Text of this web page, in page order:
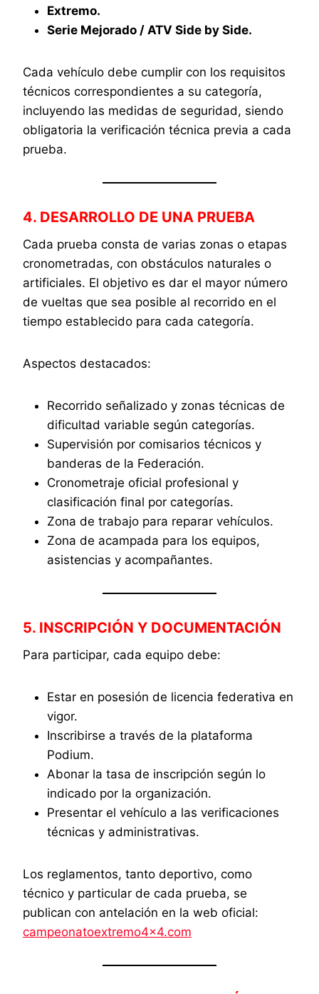
Extremo.
Serie Mejorado / ATV Side by Side.
Cada vehículo debe cumplir con los requisitos
técnicos correspondientes a su categoría,
incluyendo las medidas de seguridad, siendo
obligatoria la verificación técnica previa a cada
prueba.
4. DESARROLLO DE UNA PRUEBA
Cada prueba consta de varias zonas o etapas
cronometradas, con obstáculos naturales o
artificiales. El objetivo es dar el mayor número
de vueltas que sea posible al recorrido en el
tiempo establecido para cada categoría.
Aspectos destacados:
Recorrido señalizado y zonas técnicas de
dificultad variable según categorías.
Supervisión por comisarios técnicos y
banderas de la Federación.
Cronometraje oficial profesional y
clasificación final por categorías.
Zona de trabajo para reparar vehículos.
Zona de acampada para los equipos,
asistencias y acompañantes.
5. INSCRIPCIÓN Y DOCUMENTACIÓN
Para participar, cada equipo debe:
Estar en posesión de licencia federativa en
vigor.
Inscribirse a través de la plataforma
Podium.
Abonar la tasa de inscripción según lo
indicado por la organización.
Presentar el vehículo a las verificaciones
técnicas y administrativas.
Los reglamentos, tanto deportivo, como
técnico y particular de cada prueba, se
publican con antelación en la web oficial:
campeonatoextremo4x4.com